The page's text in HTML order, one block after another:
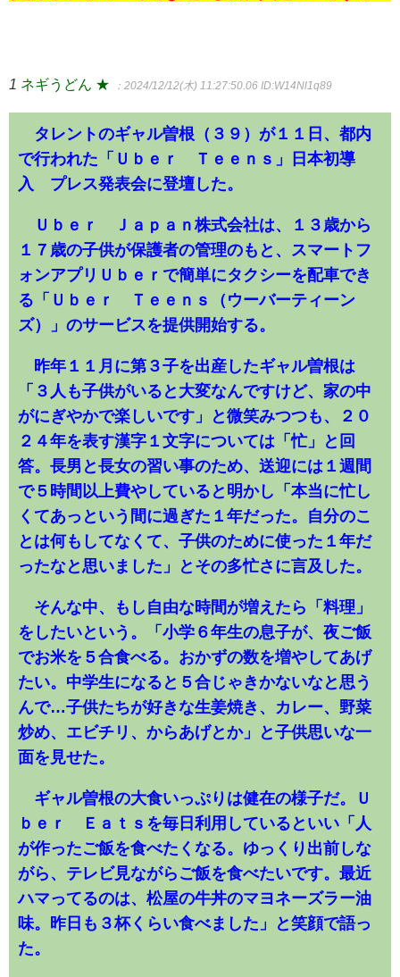
1 ネギうどん ★ ：2024/12/12(木) 11:27:50.06 ID:W14Nl1q89
タレントのギャル曽根（３９）が１１日、都内
で行われた「Ｕｂｅｒ Ｔｅｅｎｓ」日本初導
入 プレス発表会に登壇した。
Ｕｂｅｒ Ｊａｐａｎ株式会社は、１３歳から
１７歳の子供が保護者の管理のもと、スマートフ
ォンアプリＵｂｅｒで簡単にタクシーを配車でき
る「Ｕｂｅｒ Ｔｅｅｎｓ（ウーバーティーン
ズ）」のサービスを提供開始する。
昨年１１月に第３子を出産したギャル曽根は
「３人も子供がいると大変なんですけど、家の中
がにぎやかで楽しいです」と微笑みつつも、２０
２４年を表す漢字１文字については「忙」と回
答。長男と長女の習い事のため、送迎には１週間
で５時間以上費やしていると明かし「本当に忙し
くてあっという間に過ぎた１年だった。自分のこ
とは何もしてなくて、子供のために使った１年だ
ったなと思いました」とその多忙さに言及した。
そんな中、もし自由な時間が増えたら「料理」
をしたいという。「小学６年生の息子が、夜ご飯
でお米を５合食べる。おかずの数を増やしてあげ
たい。中学生になると５合じゃきかないなと思う
んで…子供たちが好きな生姜焼き、カレー、野菜
炒め、エビチリ、からあげとか」と子供思いな一
面を見せた。
ギャル曽根の大食いっぷりは健在の様子だ。Ｕ
ｂｅｒ Ｅａｔｓを毎日利用しているといい「人
が作ったご飯を食べたくなる。ゆっくり出前しな
がら、テレビ見ながらご飯を食べたいです。最近
ハマってるのは、松屋の牛丼のマヨネーズラー油
味。昨日も３杯くらい食べました」と笑顔で語っ
た。